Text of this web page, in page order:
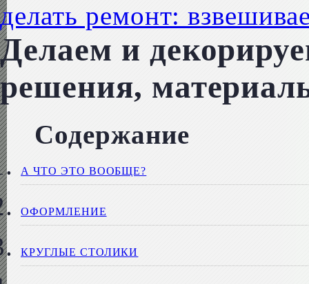
делать ремонт:
Делаем и
решения,
Содержание
А ЧТО ЭТО ВООБЩЕ?
ОФОРМЛЕНИЕ
КРУГЛЫЕ СТОЛИКИ